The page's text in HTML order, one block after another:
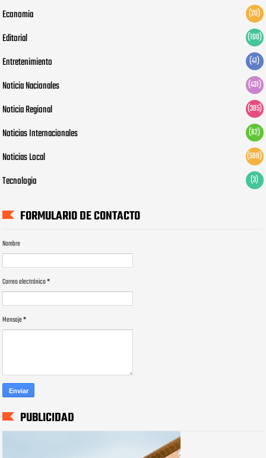
Economia (20)
Editorial (100)
Entretenimiento (41)
Noticia Nacionales (431)
Noticia Regional (385)
Noticias Internacionales (62)
Noticias Local (599)
Tecnologia (3)
FORMULARIO DE CONTACTO
Nombre
Correo electrónico*
Mensaje*
PUBLICIDAD